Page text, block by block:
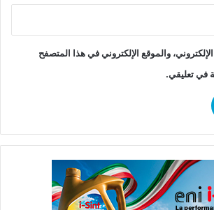
والموقع الإلكتروني في هذا المتصفح
في تعليقي.